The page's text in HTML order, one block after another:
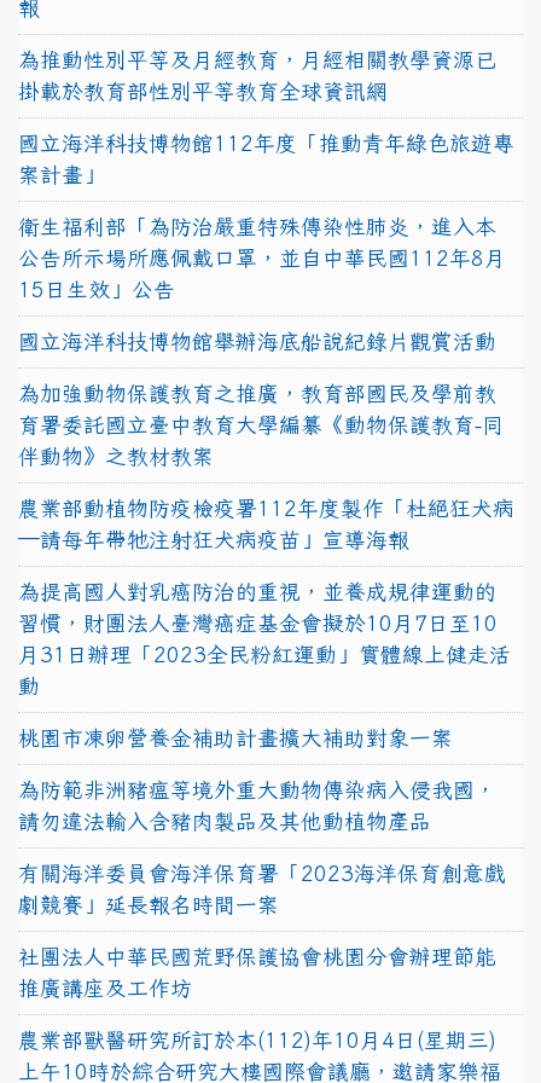
報
為推動性別平等及月經教育，月經相關教學資源已
掛載於教育部性別平等教育全球資訊網
國立海洋科技博物館112年度「推動青年綠色旅遊專
案計畫」
衛生福利部「為防治嚴重特殊傳染性肺炎，進入本
公告所示場所應佩戴口罩，並自中華民國112年8月
15日生效」公告
國立海洋科技博物館舉辦海底船說紀錄片觀賞活動
為加強動物保護教育之推廣，教育部國民及學前教
育署委託國立臺中教育大學編纂《動物保護教育-同
伴動物》之教材教案
農業部動植物防疫檢疫署112年度製作「杜絕狂犬病
—請每年帶牠注射狂犬病疫苗」宣導海報
為提高國人對乳癌防治的重視，並養成規律運動的
習慣，財團法人臺灣癌症基金會擬於10月7日至10
月31日辦理「2023全民粉紅運動」實體線上健走活
動
桃園市凍卵營養金補助計畫擴大補助對象一案
為防範非洲豬瘟等境外重大動物傳染病入侵我國，
請勿違法輸入含豬肉製品及其他動植物產品
有關海洋委員會海洋保育署「2023海洋保育創意戲
劇競賽」延長報名時間一案
社團法人中華民國荒野保護協會桃園分會辦理節能
推廣講座及工作坊
農業部獸醫研究所訂於本(112)年10月4日(星期三)
上午10時於綜合研究大樓國際會議廳，邀請家樂福